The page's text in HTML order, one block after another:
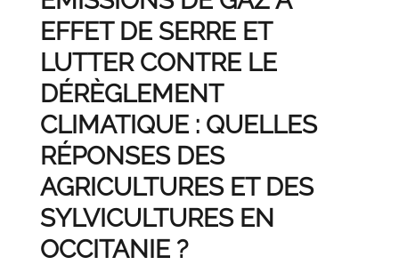
EFFET DE SERRE ET
LUTTER CONTRE LE
DÉRÈGLEMENT
CLIMATIQUE : QUELLES
RÉPONSES DES
AGRICULTURES ET DES
SYLVICULTURES EN
OCCITANIE ?